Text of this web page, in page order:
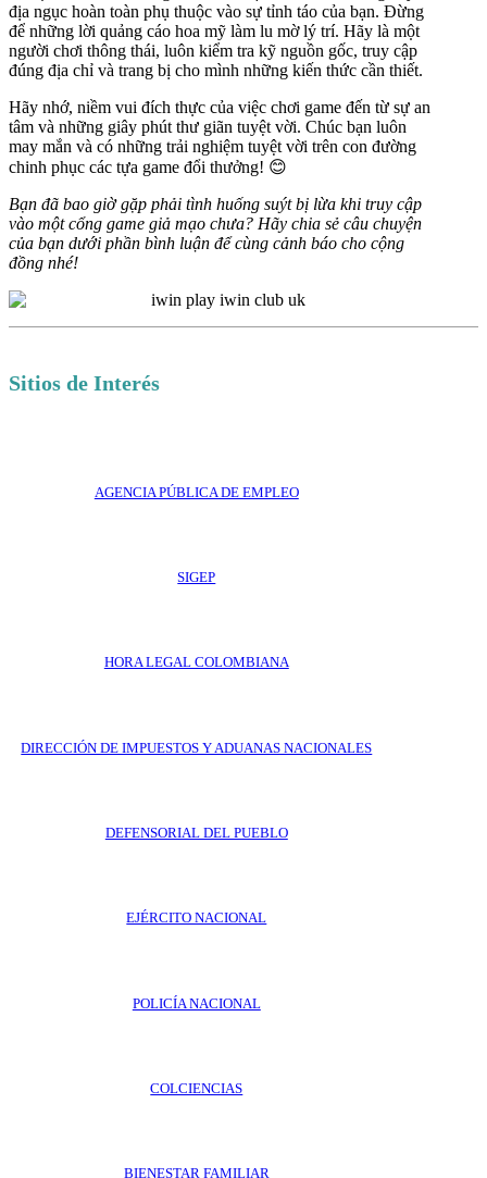
địa ngục hoàn toàn phụ thuộc vào sự tỉnh táo của bạn. Đừng
để những lời quảng cáo hoa mỹ làm lu mờ lý trí. Hãy là một
người chơi thông thái, luôn kiểm tra kỹ nguồn gốc, truy cập
đúng địa chỉ và trang bị cho mình những kiến thức cần thiết.
Hãy nhớ, niềm vui đích thực của việc chơi game đến từ sự an
tâm và những giây phút thư giãn tuyệt vời. Chúc bạn luôn
may mắn và có những trải nghiệm tuyệt vời trên con đường
chinh phục các tựa game đổi thưởng! 😊
Bạn đã bao giờ gặp phải tình huống suýt bị lừa khi truy cập
vào một cổng game giả mạo chưa? Hãy chia sẻ câu chuyện
của bạn dưới phần bình luận để cùng cảnh báo cho cộng
đồng nhé!
Sitios de Interés
AGENCIA PÚBLICA DE EMPLEO
SIGEP
HORA LEGAL COLOMBIANA
DIRECCIÓN DE IMPUESTOS Y ADUANAS NACIONALES
DEFENSORIAL DEL PUEBLO
EJÉRCITO NACIONAL
POLICÍA NACIONAL
COLCIENCIAS
BIENESTAR FAMILIAR